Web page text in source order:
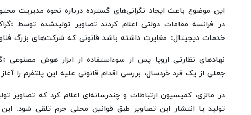
این موضوع باعث ایجاد نگرانی‌های گسترده درباره نحوه
در فرانسه مقامات دولتی اعلام کردند تصاویر تولیدشده توسط
خدمات دیجیتال» مغایرت داشته باشد قانونی که شرکت‌های بزرگ
نهادهای نظارتی اروپا پس از سوءاستفاده از ابزار هوش
جعلی از یک فرد خردسال، بررسی اقدام قانونی علیه این پلتفرم را آغاز
در مالزی، کمیسیون ارتباطات و چندرسانه‌ای اعلام کرد که
تولید یا انتشار این تصاویر طبق قوانین محلی جرم تلقی شود.